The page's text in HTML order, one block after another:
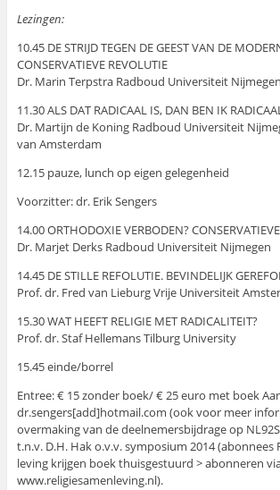
Lezingen:
10.45 DE STRIJD TEGEN DE GEEST VAN DE
CONSERVATIEVE REVOLUTIE
Dr. Marin Terpstra Radboud Universiteit Nijmegen
11.30 ALS DAT RADICAAL IS, DAN BEN IK
Dr. Martijn de Koning Radboud Universiteit
van Amsterdam
12.15 pauze, lunch op eigen gelegenheid
Voorzitter: dr. Erik Sengers
14.00 ORTHODOXIE VERBODEN?
Dr. Marjet Derks Radboud Universiteit Nijmegen
14.45 DE STILLE REFOLUTIE. BEVINDELIJK
Prof. dr. Fred van Lieburg Vrije Universiteit
15.30 WAT HEEFT RELIGIE MET RADICALITEIT?
Prof. dr. Staf Hellemans Tilburg University
15.45 einde/borrel
Entree: € 15 zonder boek/ € 25 euro met boek
dr.sengers[add]hotmail.com (ook voor meer
overmaking van de deelnemersbijdrage op
t.n.v. D.H. Hak o.v.v. symposium 2014 (abonnees
leving krijgen boek thuisgestuurd > abonneren
www.religiesamenleving.nl).